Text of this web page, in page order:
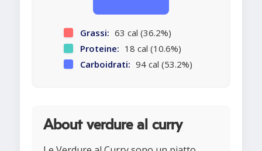
Grassi: 63 cal (36.2%)
Proteine: 18 cal (10.6%)
Carboidrati: 94 cal (53.2%)
About verdure al curry